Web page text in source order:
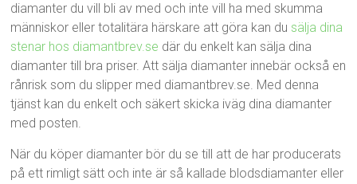
diamanter du vill bli av med och inte vill ha med skumma
människor eller totalitära härskare att göra kan du sälja dina
stenar hos diamantbrev.se där du enkelt kan sälja dina
diamanter till bra priser. Att sälja diamanter innebär också en
rånrisk som du slipper med diamantbrev.se. Med denna
tjänst kan du enkelt och säkert skicka iväg dina diamanter
med posten.
När du köper diamanter bör du se till att de har producerats
på ett rimligt sätt och inte är så kallade blodsdiamanter eller